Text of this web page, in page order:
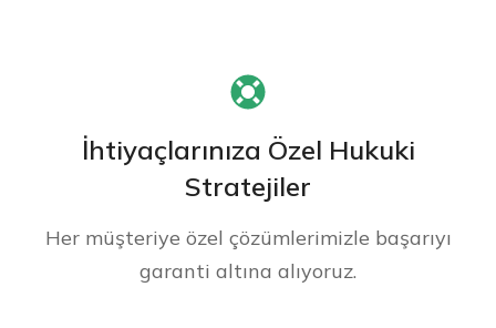
İhtiyaçlarınıza Özel Hukuki
Stratejiler
Her müşteriye özel çözümlerimizle başarıyı
garanti altına alıyoruz.